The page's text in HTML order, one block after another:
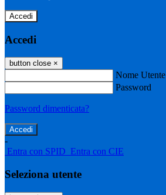
Accedi
Accedi
button close ×
Nome Utente
Password
Password dimenticata?
-
Entra con SPID Entra con CIE
Seleziona utente